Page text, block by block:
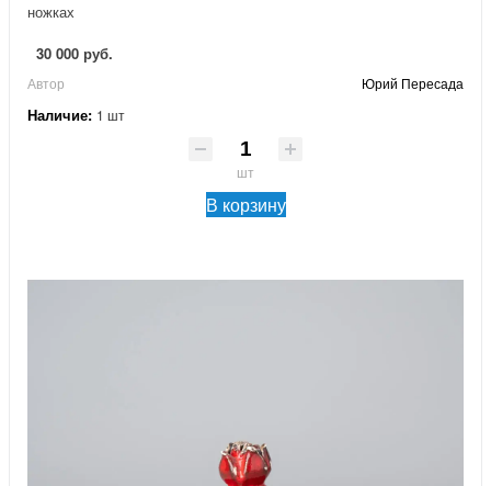
ножках
30 000 руб.
Автор Юрий Пересада
Наличие: 1 шт
шт
В корзину